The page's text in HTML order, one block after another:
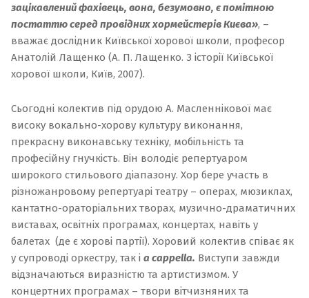
зацікавлений фахівець, вона, безумовно, є помітною
постаттю серед провідних хормейстерів Києва», –
вважає дослідник Київської хорової школи, професор
Анатолій Лащенко (А. П. Лащенко. З історії Київської
хорової школи, Київ, 2007).
Сьогодні колектив під орудою А. Масленнікової має
високу вокально-хорову культуру виконання,
прекрасну виконавську техніку, мобільність та
професійну гнучкість. Він володіє репертуаром
широкого стильового діапазону. Хор бере участь в
різножанровому репертуарі театру – операх, мюзиклах,
кантатно-ораторіальних творах, музично-драматичних
виставах, освітніх програмах, концертах, навіть у
балетах (де є хорові партії). Хоровий колектив співає як
у супроводі оркестру, так і а cappella. Виступи завжди
відзначаються виразністю та артистизмом. У
концертних програмах – твори вітчизняних та